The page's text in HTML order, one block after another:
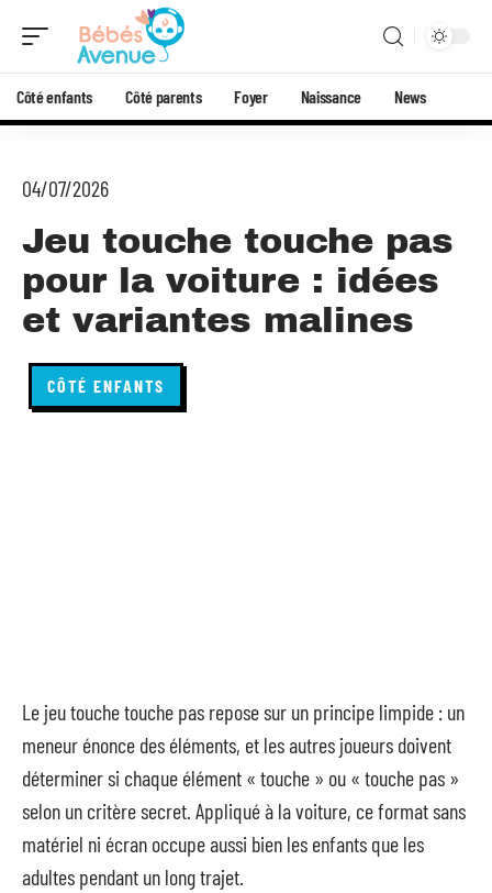
Côté enfants Côté parents Foyer Naissance News
04/07/2026
Jeu touche touche pas
pour la voiture : idées
et variantes malines
CÔTÉ ENFANTS
Le jeu touche touche pas repose sur un principe limpide : un
meneur énonce des éléments, et les autres joueurs doivent
déterminer si chaque élément « touche » ou « touche pas »
selon un critère secret. Appliqué à la voiture, ce format sans
matériel ni écran occupe aussi bien les enfants que les
adultes pendant un long trajet.